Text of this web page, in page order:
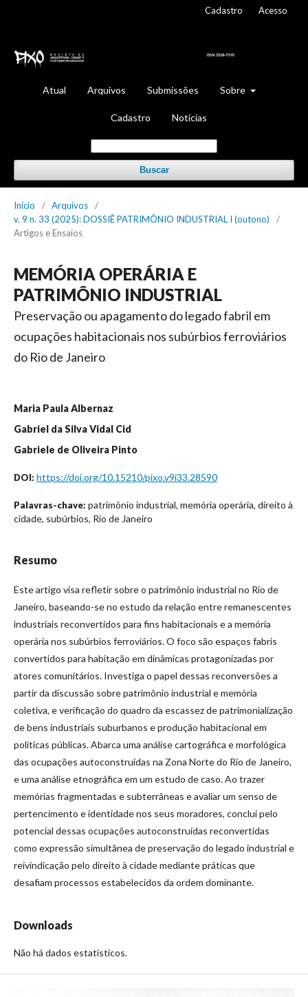
Atual Arquivos Submissões Sobre
Cadastro Notícias
Buscar
Cadastro Acesso
Início / Arquivos
/
v. 9 n. 33 (2025): DOSSIÊ PATRIMÔNIO INDUSTRIAL I (outono)
/
Artigos e Ensaios
MEMÓRIA OPERÁRIA E
PATRIMÔNIO INDUSTRIAL
Preservação ou apagamento do legado fabril em
ocupações habitacionais nos subúrbios ferroviários
do Rio de Janeiro
Maria Paula Albernaz
Gabriel da Silva Vidal Cid
Gabriele de Oliveira Pinto
DOI: https://doi.org/10.15210/pixo.v9i33.28590
Palavras-chave: patrimônio industrial, memória operária, direito à
cidade, subúrbios, Rio de Janeiro
Resumo
Este artigo visa refletir sobre o patrimônio industrial no Rio de
Janeiro, baseando-se no estudo da relação entre remanescentes
industriais reconvertidos para fins habitacionais e a memória
operária nos subúrbios ferroviários. O foco são espaços fabris
convertidos para habitação em dinâmicas protagonizadas por
atores comunitários. Investiga o papel dessas reconversões a
partir da discussão sobre patrimônio industrial e memória
coletiva, e verificação do quadro da escassez de patrimonialização
de bens industriais suburbanos e produção habitacional em
políticas públicas. Abarca uma análise cartográfica e morfológica
das ocupações autoconstruídas na Zona Norte do Rio de Janeiro,
e uma análise etnográfica em um estudo de caso. Ao trazer
memórias fragmentadas e subterrâneas e avaliar um senso de
pertencimento e identidade nos seus moradores, conclui pelo
potencial dessas ocupações autoconstruídas reconvertidas
como expressão simultânea de preservação do legado industrial e
reivindicação pelo direito à cidade mediante práticas que
desafiam processos estabelecidos da ordem dominante.
Downloads
Não há dados estatísticos.